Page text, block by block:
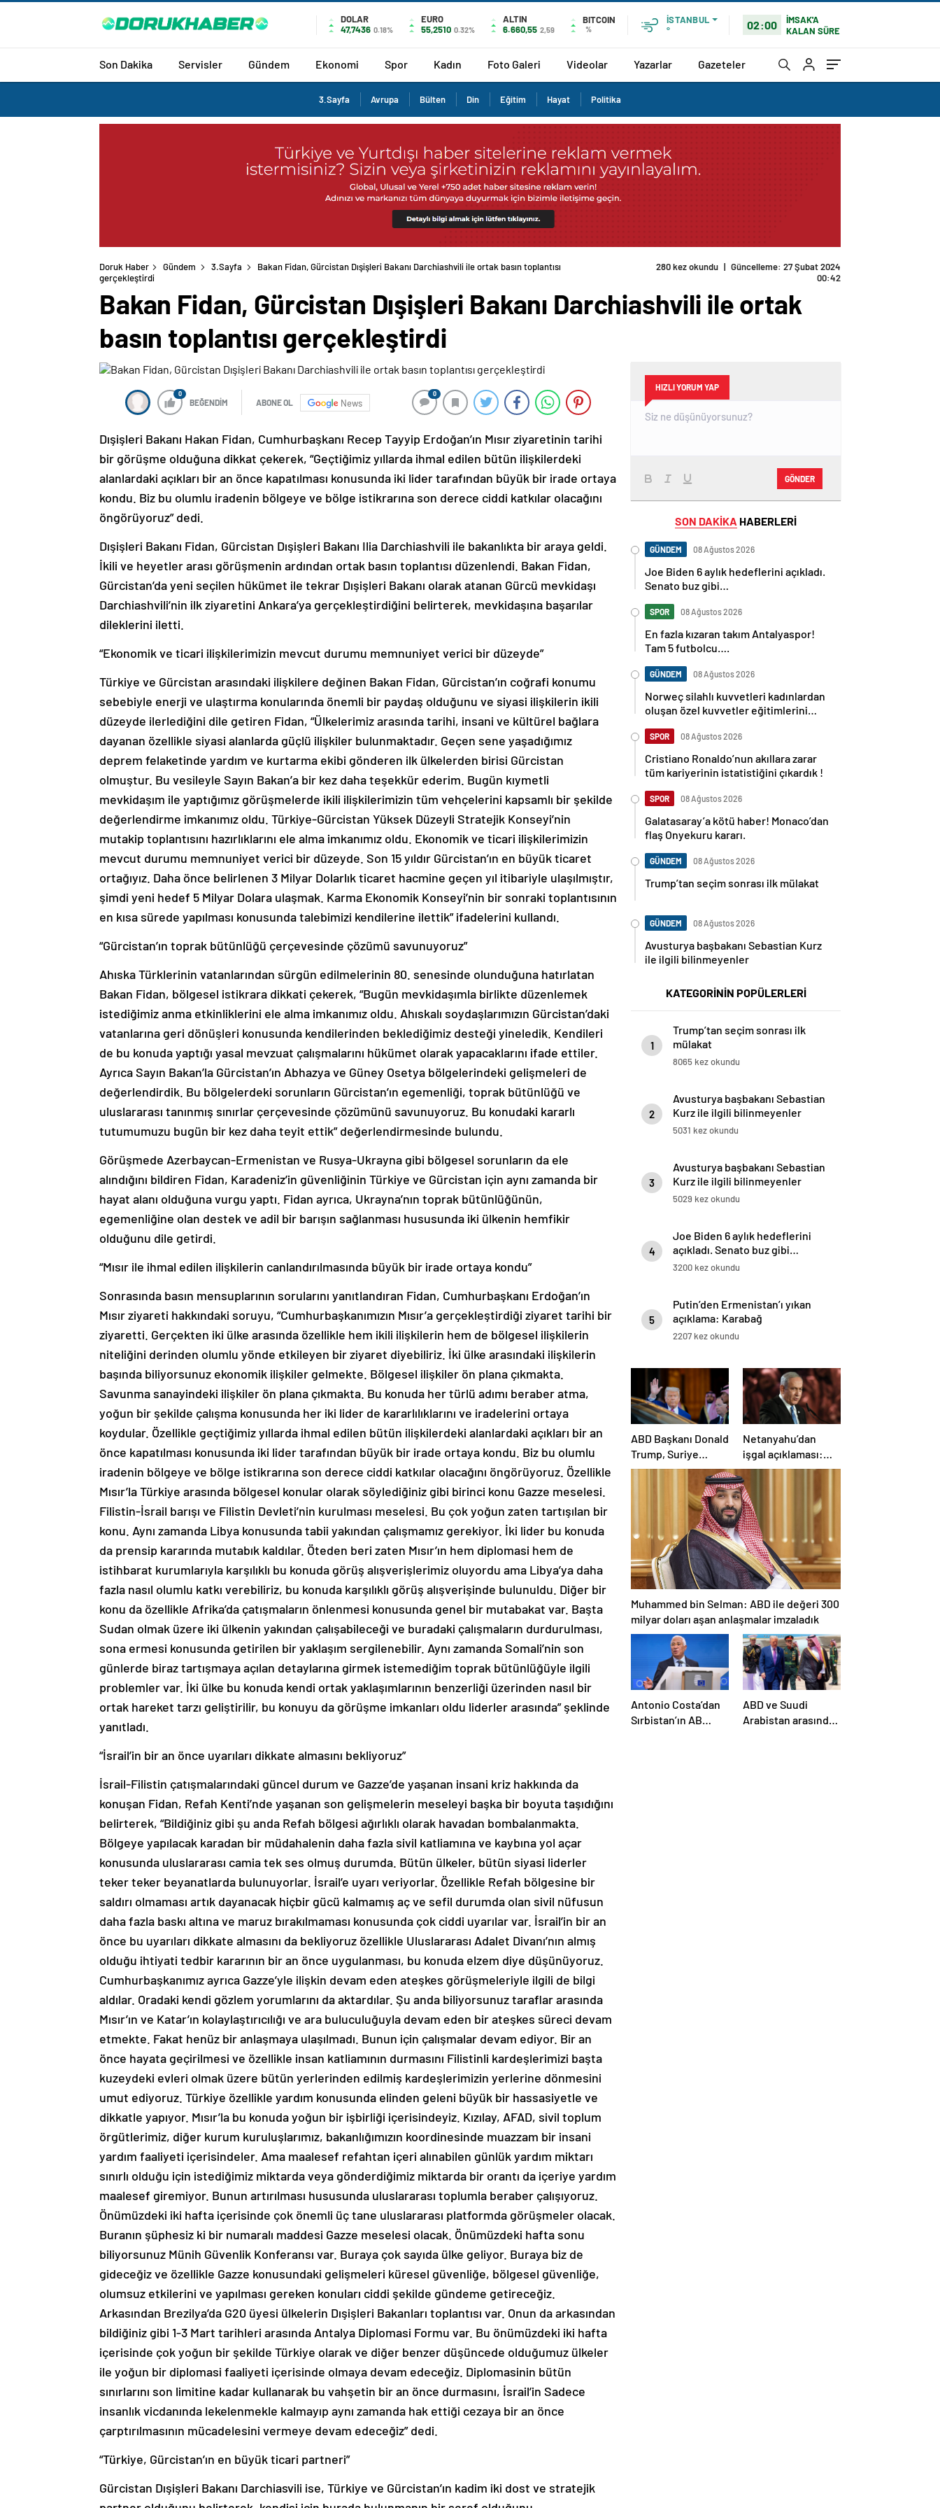
DOLAR
47,7436 0.18%
EURO
55,2510 0.32%
ALTIN
6.660,55 2,59
BITCOIN
%
İSTANBUL
°
02:00
İMSAK'A
KALAN SÜRE
Son Dakika Servisler Gündem Ekonomi Spor Kadın Foto Galeri Videolar Yazarlar Gazeteler
3.Sayfa Avrupa Bülten Din Eğitim Hayat Politika
Doruk Haber Gündem 3.Sayfa
Bakan Fidan, Gürcistan Dışişleri Bakanı Darchiashvili ile ortak basın toplantısı
gerçekleştirdi
280 kez okundu | Güncelleme: 27 Şubat 2024
00:42
Bakan Fidan, Gürcistan Dışişleri Bakanı Darchiashvili ile ortak
basın toplantısı gerçekleştirdi
0
BEĞENDİM ABONE OL News
0
Dışişleri Bakanı Hakan Fidan, Cumhurbaşkanı Recep Tayyip Erdoğan’ın Mısır ziyaretinin tarihi
bir görüşme olduğuna dikkat çekerek, “Geçtiğimiz yıllarda ihmal edilen bütün ilişkilerdeki
alanlardaki açıkları bir an önce kapatılması konusunda iki lider tarafından büyük bir irade ortaya
kondu. Biz bu olumlu iradenin bölgeye ve bölge istikrarına son derece ciddi katkılar olacağını
öngörüyoruz” dedi.
Dışişleri Bakanı Fidan, Gürcistan Dışişleri Bakanı Ilia Darchiashvili ile bakanlıkta bir araya geldi.
İkili ve heyetler arası görüşmenin ardından ortak basın toplantısı düzenlendi. Bakan Fidan,
Gürcistan’da yeni seçilen hükümet ile tekrar Dışişleri Bakanı olarak atanan Gürcü mevkidaşı
Darchiashvili’nin ilk ziyaretini Ankara’ya gerçekleştirdiğini belirterek, mevkidaşına başarılar
dileklerini iletti.
“Ekonomik ve ticari ilişkilerimizin mevcut durumu memnuniyet verici bir düzeyde”
Türkiye ve Gürcistan arasındaki ilişkilere değinen Bakan Fidan, Gürcistan’ın coğrafi konumu
sebebiyle enerji ve ulaştırma konularında önemli bir paydaş olduğunu ve siyasi ilişkilerin ikili
düzeyde ilerlediğini dile getiren Fidan, “Ülkelerimiz arasında tarihi, insani ve kültürel bağlara
dayanan özellikle siyasi alanlarda güçlü ilişkiler bulunmaktadır. Geçen sene yaşadığımız
deprem felaketinde yardım ve kurtarma ekibi gönderen ilk ülkelerden birisi Gürcistan
olmuştur. Bu vesileyle Sayın Bakan’a bir kez daha teşekkür ederim. Bugün kıymetli
mevkidaşım ile yaptığımız görüşmelerde ikili ilişkilerimizin tüm vehçelerini kapsamlı bir şekilde
değerlendirme imkanımız oldu. Türkiye-Gürcistan Yüksek Düzeyli Stratejik Konseyi’nin
mutakip toplantısını hazırlıklarını ele alma imkanımız oldu. Ekonomik ve ticari ilişkilerimizin
mevcut durumu memnuniyet verici bir düzeyde. Son 15 yıldır Gürcistan’ın en büyük ticaret
ortağıyız. Daha önce belirlenen 3 Milyar Dolarlık ticaret hacmine geçen yıl itibariyle ulaşılmıştır,
şimdi yeni hedef 5 Milyar Dolara ulaşmak. Karma Ekonomik Konseyi’nin bir sonraki toplantısının
en kısa sürede yapılması konusunda talebimizi kendilerine ilettik” ifadelerini kullandı.
“Gürcistan’ın toprak bütünlüğü çerçevesinde çözümü savunuyoruz”
Ahıska Türklerinin vatanlarından sürgün edilmelerinin 80. senesinde olunduğuna hatırlatan
Bakan Fidan, bölgesel istikrara dikkati çekerek, “Bugün mevkidaşımla birlikte düzenlemek
istediğimiz anma etkinliklerini ele alma imkanımız oldu. Ahıskalı soydaşlarımızın Gürcistan’daki
vatanlarına geri dönüşleri konusunda kendilerinden beklediğimiz desteği yineledik. Kendileri
de bu konuda yaptığı yasal mevzuat çalışmalarını hükümet olarak yapacaklarını ifade ettiler.
Ayrıca Sayın Bakan’la Gürcistan’ın Abhazya ve Güney Osetya bölgelerindeki gelişmeleri de
değerlendirdik. Bu bölgelerdeki sorunların Gürcistan’ın egemenliği, toprak bütünlüğü ve
uluslararası tanınmış sınırlar çerçevesinde çözümünü savunuyoruz. Bu konudaki kararlı
tutumumuzu bugün bir kez daha teyit ettik” değerlendirmesinde bulundu.
Görüşmede Azerbaycan-Ermenistan ve Rusya-Ukrayna gibi bölgesel sorunların da ele
alındığını bildiren Fidan, Karadeniz’in güvenliğinin Türkiye ve Gürcistan için aynı zamanda bir
hayat alanı olduğuna vurgu yaptı. Fidan ayrıca, Ukrayna’nın toprak bütünlüğünün,
egemenliğine olan destek ve adil bir barışın sağlanması hususunda iki ülkenin hemfikir
olduğunu dile getirdi.
“Mısır ile ihmal edilen ilişkilerin canlandırılmasında büyük bir irade ortaya kondu”
Sonrasında basın mensuplarının sorularını yanıtlandıran Fidan, Cumhurbaşkanı Erdoğan’ın
Mısır ziyareti hakkındaki soruyu, “Cumhurbaşkanımızın Mısır’a gerçekleştirdiği ziyaret tarihi bir
ziyaretti. Gerçekten iki ülke arasında özellikle hem ikili ilişkilerin hem de bölgesel ilişkilerin
niteliğini derinden olumlu yönde etkileyen bir ziyaret diyebiliriz. İki ülke arasındaki ilişkilerin
başında biliyorsunuz ekonomik ilişkiler gelmekte. Bölgesel ilişkiler ön plana çıkmakta.
Savunma sanayindeki ilişkiler ön plana çıkmakta. Bu konuda her türlü adımı beraber atma,
yoğun bir şekilde çalışma konusunda her iki lider de kararlılıklarını ve iradelerini ortaya
koydular. Özellikle geçtiğimiz yıllarda ihmal edilen bütün ilişkilerdeki alanlardaki açıkları bir an
önce kapatılması konusunda iki lider tarafından büyük bir irade ortaya kondu. Biz bu olumlu
iradenin bölgeye ve bölge istikrarına son derece ciddi katkılar olacağını öngörüyoruz. Özellikle
Mısır’la Türkiye arasında bölgesel konular olarak söylediğiniz gibi birinci konu Gazze meselesi.
Filistin-İsrail barışı ve Filistin Devleti’nin kurulması meselesi. Bu çok yoğun zaten tartışılan bir
konu. Aynı zamanda Libya konusunda tabii yakından çalışmamız gerekiyor. İki lider bu konuda
da prensip kararında mutabık kaldılar. Öteden beri zaten Mısır’ın hem diplomasi hem de
istihbarat kurumlarıyla karşılıklı bu konuda görüş alışverişlerimiz oluyordu ama Libya’ya daha
fazla nasıl olumlu katkı verebiliriz, bu konuda karşılıklı görüş alışverişinde bulunuldu. Diğer bir
konu da özellikle Afrika’da çatışmaların önlenmesi konusunda genel bir mutabakat var. Başta
Sudan olmak üzere iki ülkenin yakından çalışabileceği ve buradaki çalışmaların durdurulması,
sona ermesi konusunda getirilen bir yaklaşım sergilenebilir. Aynı zamanda Somali’nin son
günlerde biraz tartışmaya açılan detaylarına girmek istemediğim toprak bütünlüğüyle ilgili
problemler var. İki ülke bu konuda kendi ortak yaklaşımlarının benzerliği üzerinden nasıl bir
ortak hareket tarzı geliştirilir, bu konuyu da görüşme imkanları oldu liderler arasında” şeklinde
yanıtladı.
“İsrail’in bir an önce uyarıları dikkate almasını bekliyoruz”
İsrail-Filistin çatışmalarındaki güncel durum ve Gazze’de yaşanan insani kriz hakkında da
konuşan Fidan, Refah Kenti’nde yaşanan son gelişmelerin meseleyi başka bir boyuta taşıdığını
belirterek, “Bildiğiniz gibi şu anda Refah bölgesi ağırlıklı olarak havadan bombalanmakta.
Bölgeye yapılacak karadan bir müdahalenin daha fazla sivil katliamına ve kaybına yol açar
konusunda uluslararası camia tek ses olmuş durumda. Bütün ülkeler, bütün siyasi liderler
teker teker beyanatlarda bulunuyorlar. İsrail’e uyarı veriyorlar. Özellikle Refah bölgesine bir
saldırı olmaması artık dayanacak hiçbir gücü kalmamış aç ve sefil durumda olan sivil nüfusun
daha fazla baskı altına ve maruz bırakılmaması konusunda çok ciddi uyarılar var. İsrail’in bir an
önce bu uyarıları dikkate almasını da bekliyoruz özellikle Uluslararası Adalet Divanı’nın almış
olduğu ihtiyati tedbir kararının bir an önce uygulanması, bu konuda elzem diye düşünüyoruz.
Cumhurbaşkanımız ayrıca Gazze’yle ilişkin devam eden ateşkes görüşmeleriyle ilgili de bilgi
aldılar. Oradaki kendi gözlem yorumlarını da aktardılar. Şu anda biliyorsunuz taraflar arasında
Mısır’ın ve Katar’ın kolaylaştırıcılığı ve ara buluculuğuyla devam eden bir ateşkes süreci devam
etmekte. Fakat henüz bir anlaşmaya ulaşılmadı. Bunun için çalışmalar devam ediyor. Bir an
önce hayata geçirilmesi ve özellikle insan katliamının durmasını Filistinli kardeşlerimizi başta
kuzeydeki evleri olmak üzere bütün yerlerinden edilmiş kardeşlerimizin yerlerine dönmesini
umut ediyoruz. Türkiye özellikle yardım konusunda elinden geleni büyük bir hassasiyetle ve
dikkatle yapıyor. Mısır’la bu konuda yoğun bir işbirliği içerisindeyiz. Kızılay, AFAD, sivil toplum
örgütlerimiz, diğer kurum kuruluşlarımız, bakanlığımızın koordinesinde muazzam bir insani
yardım faaliyeti içerisindeler. Ama maalesef refahtan içeri alınabilen günlük yardım miktarı
sınırlı olduğu için istediğimiz miktarda veya gönderdiğimiz miktarda bir orantı da içeriye yardım
maalesef giremiyor. Bunun artırılması hususunda uluslararası toplumla beraber çalışıyoruz.
Önümüzdeki iki hafta içerisinde çok önemli üç tane uluslararası platformda görüşmeler olacak.
Buranın şüphesiz ki bir numaralı maddesi Gazze meselesi olacak. Önümüzdeki hafta sonu
biliyorsunuz Münih Güvenlik Konferansı var. Buraya çok sayıda ülke geliyor. Buraya biz de
gideceğiz ve özellikle Gazze konusundaki gelişmeleri küresel güvenliğe, bölgesel güvenliğe,
olumsuz etkilerini ve yapılması gereken konuları ciddi şekilde gündeme getireceğiz.
Arkasından Brezilya’da G20 üyesi ülkelerin Dışişleri Bakanları toplantısı var. Onun da arkasından
bildiğiniz gibi 1-3 Mart tarihleri arasında Antalya Diplomasi Formu var. Bu önümüzdeki iki hafta
içerisinde çok yoğun bir şekilde Türkiye olarak ve diğer benzer düşüncede olduğumuz ülkeler
ile yoğun bir diplomasi faaliyeti içerisinde olmaya devam edeceğiz. Diplomasinin bütün
sınırlarını son limitine kadar kullanarak bu vahşetin bir an önce durmasını, İsrail’in Sadece
insanlık vicdanında lekelenmekle kalmayıp aynı zamanda hak ettiği cezaya bir an önce
çarptırılmasının mücadelesini vermeye devam edeceğiz” dedi.
“Türkiye, Gürcistan’ın en büyük ticari partneri”
Gürcistan Dışişleri Bakanı Darchiasvili ise, Türkiye ve Gürcistan’ın kadim iki dost ve stratejik
HIZLI YORUM YAP
GÖNDER
SON DAKİKA HABERLERİ
GÜNDEM 08 Ağustos 2026
Joe Biden 6 aylık hedeflerini açıkladı.
Senato buz gibi…
SPOR 08 Ağustos 2026
En fazla kızaran takım Antalyaspor!
Tam 5 futbolcu….
GÜNDEM 08 Ağustos 2026
Norweç silahlı kuvvetleri kadınlardan
oluşan özel kuvvetler eğitimlerini
SPOR 08 Ağustos 2026
Cristiano Ronaldo’nun akıllara zarar
tüm kariyerinin istatistiğini çıkardık !
SPOR 08 Ağustos 2026
Galatasaray’a kötü haber! Monaco’dan
flaş Onyekuru kararı.
GÜNDEM 08 Ağustos 2026
Trump’tan seçim sonrası ilk mülakat
GÜNDEM 08 Ağustos 2026
Avusturya başbakanı Sebastian Kurz
ile ilgili bilinmeyenler
KATEGORİNİN POPÜLERLERİ
1
Trump’tan seçim sonrası ilk
mülakat
8065 kez okundu
2
Avusturya başbakanı Sebastian
Kurz ile ilgili bilinmeyenler
5031 kez okundu
3
Avusturya başbakanı Sebastian
Kurz ile ilgili bilinmeyenler
5029 kez okundu
4
Joe Biden 6 aylık hedeflerini
açıkladı. Senato buz gibi…
3200 kez okundu
5
Putin’den Ermenistan’ı yıkan
açıklama: Karabağ
Azerbaycan’ın ayrılmaz bir
2207 kez okundu
ABD Başkanı Donald
Trump, Suriye
Cumhurbaşkanı
Şara ile görüşecek
Netanyahu’dan
işgal açıklaması:
İsrail ordusu, tüm
gücüyle Gazze’ye
girecek
Muhammed bin Selman: ABD ile değeri 300
milyar doları aşan anlaşmalar imzaladık
Antonio Costa’dan
Sırbistan’ın AB
ABD ve Suudi
Arabistan arasında